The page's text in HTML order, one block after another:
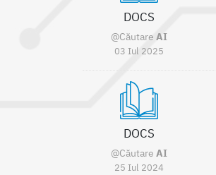
DOCS
@Căutare AI
03 Iul 2025
DOCS
@Căutare AI
25 Iul 2024